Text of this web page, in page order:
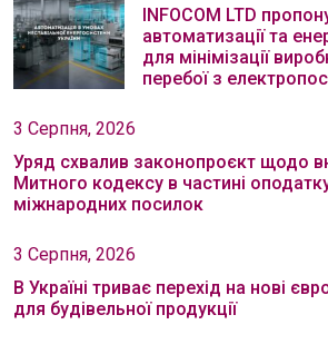
INFOCOM LTD
автоматизації та
для мінімізації
перебої з
3 Серпня, 2026
Уряд схвалив законопроєкт щодо
Митного кодексу в частині
міжнародних посилок
3 Серпня, 2026
В Україні триває перехід на нові
для будівельної продукції